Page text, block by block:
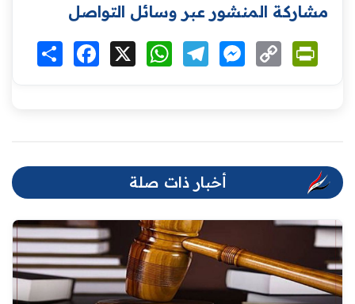
مشاركة المنشور عبر وسائل التواصل
انشر Facebook WhatsAppTelegramMessenger
Copy
Link
أخبار ذات صلة